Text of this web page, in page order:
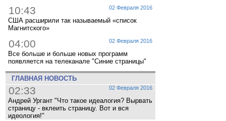
02 Февраля 2016
10:43
США расширили так называемый «список
Магнитского»
02 Февраля 2016
04:00
Все больше и больше новых программ
появляется на телеканале "Синие страницы"
ГЛАВНАЯ НОВОСТЬ
02 Февраля 2016
02:33
Андрей Ургант "Что такое идеалогия? Вырвать
страницу - вклеить страницу. Вот и вся
идеология!"